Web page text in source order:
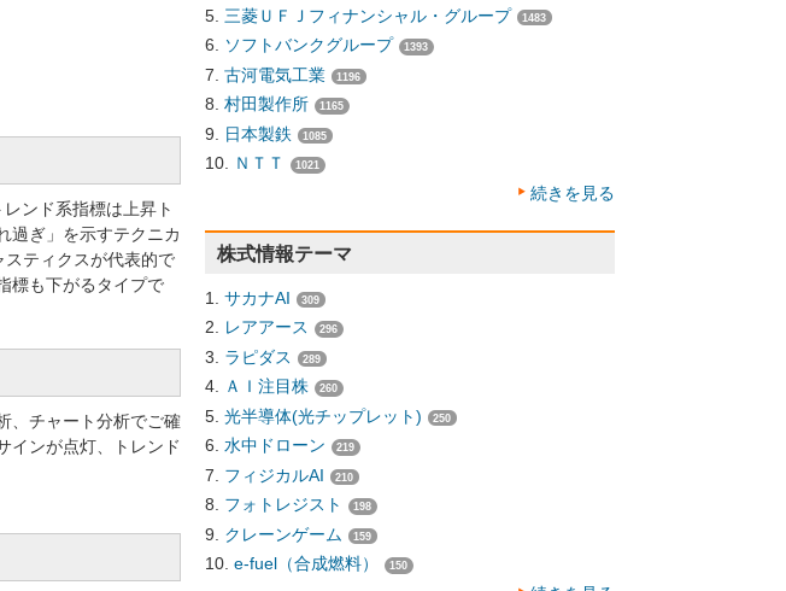
ンド系指標は上昇ト
過ぎ」を示すテクニカ
ティクスが代表的で
標も下がるタイプで
、チャート分析でご確
インが点灯、トレンド
三菱ＵＦＪフィナンシャル・グループ 1483
ソフトバンクグループ 1393
古河電気工業 1196
村田製作所 1165
日本製鉄 1085
ＮＴＴ 1021
続きを見る
株式情報テーマ
サカナAI 309
レアアース 296
ラピダス 289
ＡＩ注目株 260
光半導体(光チップレット) 250
水中ドローン 219
フィジカルAI 210
フォトレジスト 198
クレーンゲーム 159
e-fuel（合成燃料） 150